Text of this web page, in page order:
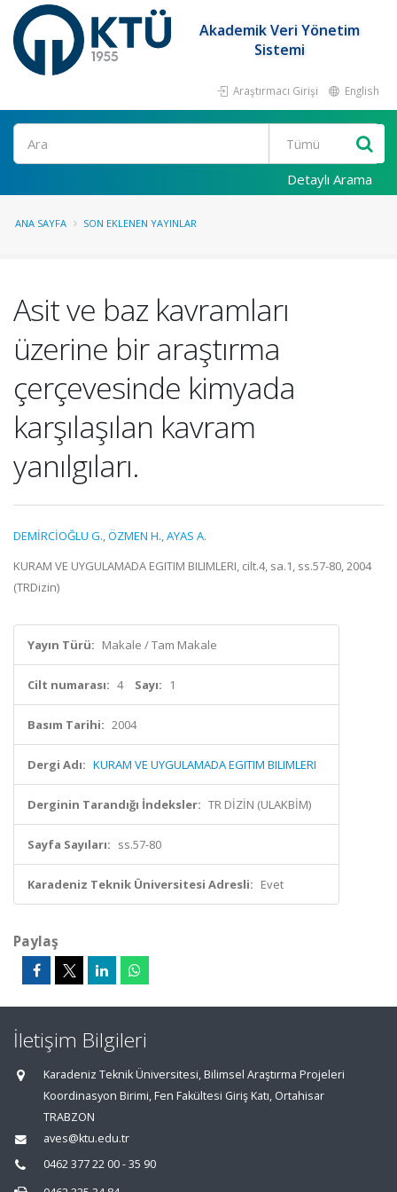
Akademik Veri Yönetim
Sistemi
Araştırmacı Girişi English
Ara
Detaylı Arama
ANA SAYFA SON EKLENEN YAYINLAR
Asit ve baz kavramları
üzerine bir araştırma
çerçevesinde kimyada
karşılaşılan kavram
yanılgıları.
DEMİRCİOĞLU G.,ÖZMEN H.,AYAS A.
KURAM VE UYGULAMADA EGITIM BILIMLERI, cilt.4, sa.1, ss.57-80, 2004
(TRDizin)
Yayın Türü: Makale / Tam Makale
Cilt numarası: 4 Sayı: 1
Basım Tarihi: 2004
Dergi Adı: KURAM VE UYGULAMADA EGITIM BILIMLERI
Derginin Tarandığı İndeksler: TR DİZİN (ULAKBİM)
Sayfa Sayıları: ss.57-80
Karadeniz Teknik Üniversitesi Adresli: Evet
Paylaş
İletişim Bilgileri
Karadeniz Teknik Üniversitesi, Bilimsel Araştırma Projeleri
Koordinasyon Birimi, Fen Fakültesi Giriş Katı, Ortahisar
TRABZON
aves@ktu.edu.tr
0462 377 22 00 - 35 90